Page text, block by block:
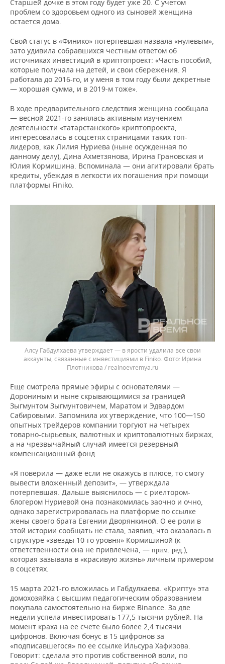
Старшей дочке в этом году будет уже 20. С учетом
проблем со здоровьем одного из сыновей женщина
остается дома.
Свой статус в «Финико» потерпевшая назвала «нулевым»,
зато удивила собравшихся честным ответом об
источниках инвестиций в криптопроект: «Часть пособий,
которые получала на детей, и свои сбережения. Я
работала до 2016-го, и у меня в том году были декретные
— хорошая сумма, и в 2019-м тоже».
В ходе предварительного следствия женщина сообщала
— весной 2021-го занялась активным изучением
деятельности «татарстанского» криптопроекта,
интересовалась в соцсетях страницами таких топ-
лидеров, как Лилия Нуриева (ныне осужденная по
данному делу), Дина Ахметзянова, Ирина Грановская и
Юлия Кормишина. Вспоминала — они агитировали брать
кредиты, убеждая в легкости их погашения при помощи
платформы Finiko.
Алсу Габдулхаева утверждает — в ярости удалила все свои
аккаунты, связанные с инвестициями в Finiko.
Ирина
Плотникова / realnoevremya.ru
Еще смотрела прямые эфиры с основателями —
Дорониным и ныне скрывающимися за границей
Зыгмунтом Зыгмунтовичем, Маратом и Эдвардом
Сабировыми. Запомнила их утверждение, что 100—150
опытных трейдеров компании торгуют на четырех
товарно-сырьевых, валютных и криптовалютных биржах,
а на чрезвычайный случай имеется резервный
компенсационный фонд.
«Я поверила — даже если не окажусь в плюсе, то смогу
вывести вложенный депозит», — утверждала
потерпевшая. Дальше выяснилось — с риелтором-
блогером Нуриевой она познакомилась заочно и очно,
однако зарегистрировалась на платформе по ссылке
жены своего брата Евгении Дворянкиной. О ее роли в
этой истории сообщать не стала, заявив, что оказалась в
структуре «звезды 10-го уровня» Кормишиной (к
ответственности она не привлечена, — прим. ред.),
которая зазывала в «красивую жизнь» личным примером
в соцсетях.
15 марта 2021-го вложилась и Габдулхаева. «Крипту» эта
домохозяйка с высшим педагогическим образованием
покупала самостоятельно на бирже Binance. За две
недели успела инвестировать 177,5 тысячи рублей. На
момент краха на ее счете было более 2,4 тысячи
цифронов. Включая бонус в 15 цифронов за
«подписавшегося» по ее ссылке Ильсура Хафизова.
Говорит: сделала это против собственной воли, по